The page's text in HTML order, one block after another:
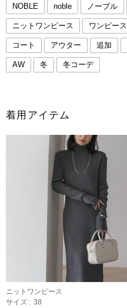
NOBLE noble ノーブル
ニットワンピース ワンピース
コート アウター 追加
AW 冬 冬コーデ
着用アイテム
ニットワンピース
サイズ : 38